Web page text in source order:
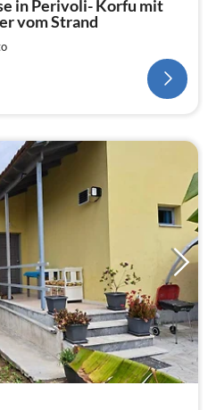
in Perivoli- Korfu mit
vom Strand